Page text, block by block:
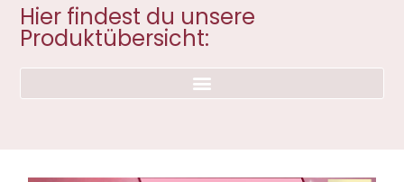
Hier findest du unsere
Produktübersicht: